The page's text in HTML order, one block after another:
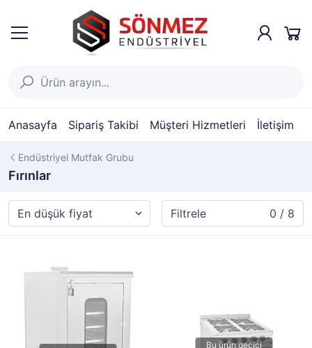
Anasayfa Sipariş Takibi Müşteri Hizmetleri İletişim
Endüstriyel Mutfak Grubu
Fırınlar
Filtrele 0 / 8